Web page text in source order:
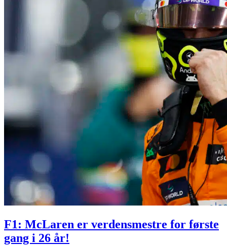
F1: McLaren er verdensmestre for første
gang i 26 år!